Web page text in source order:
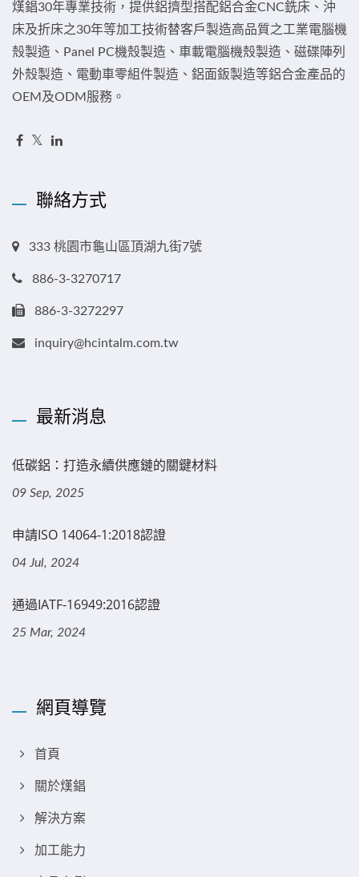
熯錩30年專業技術，提供鋁擠型搭配鋁合金CNC銑床、沖
床及折床之30年等加工技術替客戶製造高品質之工業電腦機
殼製造、Panel PC機殼製造、車載電腦機殼製造、磁碟陣列
外殼製造、電動車零組件製造、鋁面鈑製造等鋁合金產品的
OEM及ODM服務。
聯絡方式
333 桃園市龜山區頂湖九街7號
886-3-3270717
886-3-3272297
inquiry@hcintalm.com.tw
最新消息
低碳鋁：打造永續供應鏈的關鍵材料
09 Sep, 2025
申請ISO 14064-1:2018認證
04 Jul, 2024
通過IATF-16949:2016認證
25 Mar, 2024
網頁導覽
首頁
關於熯錩
解決方案
加工能力